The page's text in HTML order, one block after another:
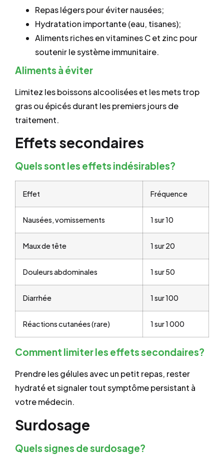
Repas légers pour éviter nausées;
Hydratation importante (eau, tisanes);
Aliments riches en vitamines C et zinc pour
soutenir le système immunitaire.
Aliments à éviter
Limitez les boissons alcoolisées et les mets trop
gras ou épicés durant les premiers jours de
traitement.
Effets secondaires
Quels sont les effets indésirables?
Effet Fréquence
Nausées, vomissements 1 sur 10
Maux de tête 1 sur 20
Douleurs abdominales 1 sur 50
Diarrhée 1 sur 100
Réactions cutanées (rare) 1 sur 1 000
Comment limiter les effets secondaires?
Prendre les gélules avec un petit repas, rester
hydraté et signaler tout symptôme persistant à
votre médecin.
Surdosage
Quels signes de surdosage?